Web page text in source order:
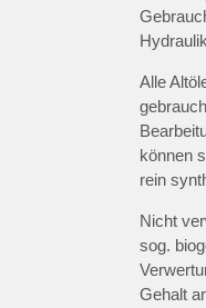
Alle
können
rein
Nicht
sog.
Gehalt